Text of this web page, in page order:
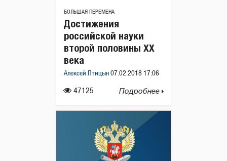
БОЛЬШАЯ ПЕРЕМЕНА
47125
Достижения
российской науки
второй половины XX
века
Алексей Птицын 07.02.2018 17:06
Подробнее